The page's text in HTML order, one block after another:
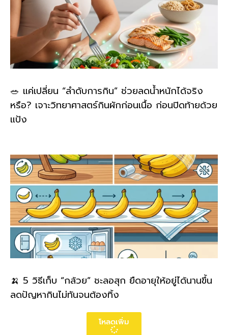
🥗 แค่เปลี่ยน “ลำดับการกิน” ช่วยลดน้ำหนักได้จริง
หรือ? เจาะวิทยาศาสตร์กินผักก่อนเนื้อ ก่อนปิดท้ายด้วย
แป้ง
🍌 5 วิธีเก็บ “กล้วย” ชะลอสุก ยืดอายุให้อยู่ได้นานขึ้น
ลดปัญหากินไม่ทันจนต้องทิ้ง
โหลดเพิ่ม